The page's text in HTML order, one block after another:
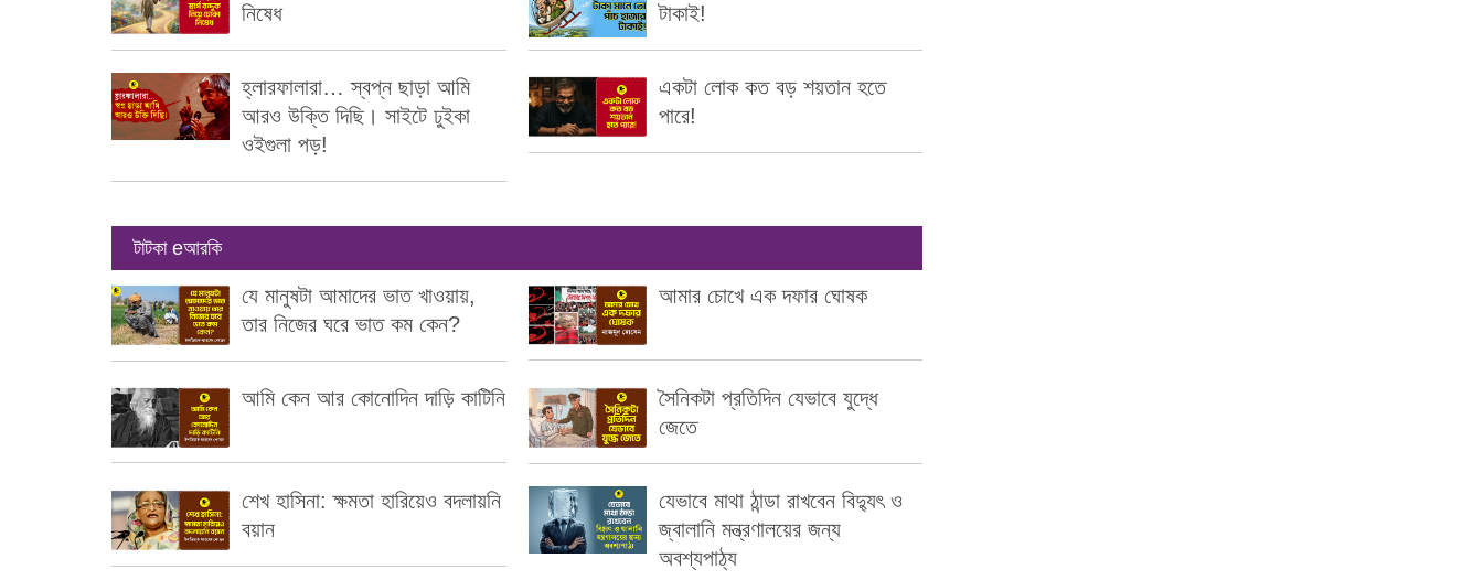
নিষেধ
টাকাই!
হ্লারফালারা… স্বপ্ন ছাড়া আমি
আরও উক্তি দিছি। সাইটে ঢুইকা
ওইগুলা পড়!
একটা লোক কত বড় শয়তান হতে
পারে!
টাটকা eআরকি
যে মানুষটা আমাদের ভাত খাওয়ায়,
তার নিজের ঘরে ভাত কম কেন?
আমার চোখে এক দফার ঘোষক
আমি কেন আর কোনোদিন দাড়ি কাটিনি
সৈনিকটা প্রতিদিন যেভাবে যুদ্ধে
জেতে
শেখ হাসিনা: ক্ষমতা হারিয়েও বদলায়নি
বয়ান
যেভাবে মাথা ঠান্ডা রাখবেন বিদ্যুৎ ও
জ্বালানি মন্ত্রণালয়ের জন্য
অবশ্যপাঠ্য